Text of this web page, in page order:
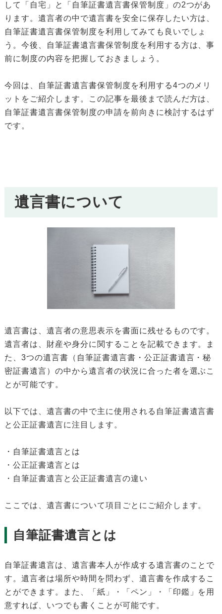
して「自宅」と「自筆証書遺言書保管制度」の2つがあ
ります。遺言者の中で遺言書を安全に保存したい方は、
自筆証書遺言書保管制度を利用してみても良いでしょ
う。今後、自筆証書遺言書保管制度を利用する方は、事
前に制度の内容を把握しておきましょう。
今回は、自筆証書遺言書保管制度を利用する4つのメリ
ットをご紹介します。この記事を最後まで読んだ方は、
自筆証書遺言書保管制度の申請を前向きに検討するはず
です。
遺言書について
遺言書は、遺言者の意思表示を書面に残せるものです。
遺言者は、財産や身分に関することを記載できます。ま
た、3つの遺言書（自筆証書遺言書・公正証書遺言・秘
密証書遺言）の中から遺言者の状況に合った者を選ぶこ
とが可能です。
以下では、遺言書の中で主に使用される自筆証書遺言書
と公正証書遺言に注目します。
・自筆証書遺言とは
・公正証書遺言とは
・自筆証書遺言と公正証書遺言の違い
ここでは、遺言書について項目ごとにご紹介します。
自筆証書遺言とは
自筆証書遺言は、遺言書本人が作成する遺言書のことで
す。遺言者は場所や時間を問わず、遺言書を作成するこ
とができます。また、「紙」・「ペン」・「印鑑」を用
意すれば、いつでも書くことが可能です。